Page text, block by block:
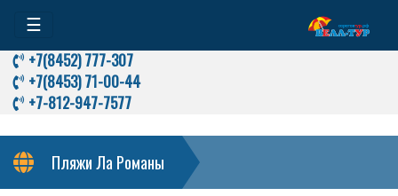
☰
+7(8452) 777-307
+7(8453) 71-00-44
+7-812-947-7577
Пляжи Ла Романы